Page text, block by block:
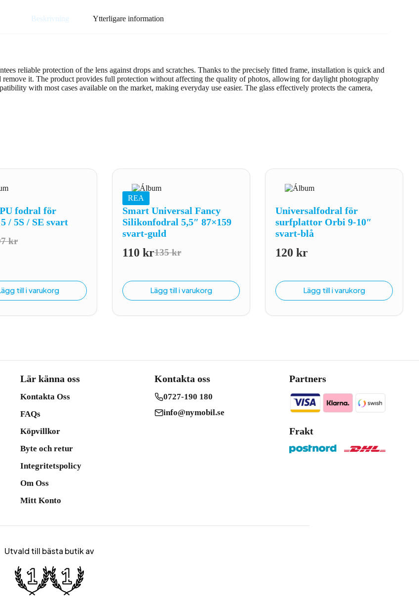
Beskrivning Ytterligare information
reliable protection of the lens against drops and scratches. Thanks to the precisely fitted frame, installation is quick and
remove it. The product provides full protection without affecting the quality of photos, allowing for daylight photography
with most cases available on the market, making everyday use easier. The glass effectively protects the camera,
fodral för
/ 5S / SE svart
kr
kr.
kr.till i varukorg
REA
Smart Universal Fancy
Silikonfodral 5,5″ 87×159
svart-guld
135kr
Det
priset
var:
135 kr.
110 krDet
priset
är:
110 kr.
Lägg till i varukorg
Universalfodral för
surfplattor Orbi 9-10″
svart-blå
120 kr
Lägg till i varukorg
Lär känna oss
Kontakta Oss
FAQs
Köpvillkor
Byte och retur
Integritetspolicy
Om Oss
Mitt Konto
Kontakta oss
0727-190 180
info@nymobil.se
Partners
Frakt
Utvald till bästa butik av